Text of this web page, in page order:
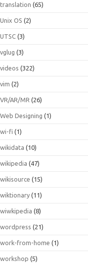
translation (65)
Unix OS (2)
UTSC (3)
vglug (3)
videos (322)
vim (2)
VR/AR/MR (26)
Web Designing (1)
wi-fi (1)
wikidata (10)
wikipedia (47)
wikisource (15)
wiktionary (11)
wiwkipedia (8)
wordpress (21)
work-from-home (1)
workshop (5)